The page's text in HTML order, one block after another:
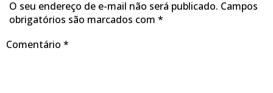
O seu endereço de e-mail não será publicado. Campos
obrigatórios são marcados com *
Comentário *